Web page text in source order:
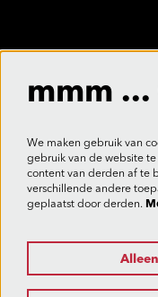
Deze site wordt beschermd door reCAPTCHA,
mmm
We maken gebruik van
gebruik van de website
content van derden af te
verschillende andere
geplaatst door derden.